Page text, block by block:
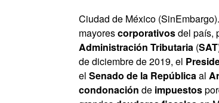
Ciudad de México
mayorescorporativosdel país,
Administración Tributaria (SAT
de diciembre de 2019, el
el Senado de la Repúblicaal
condonación de impuestos